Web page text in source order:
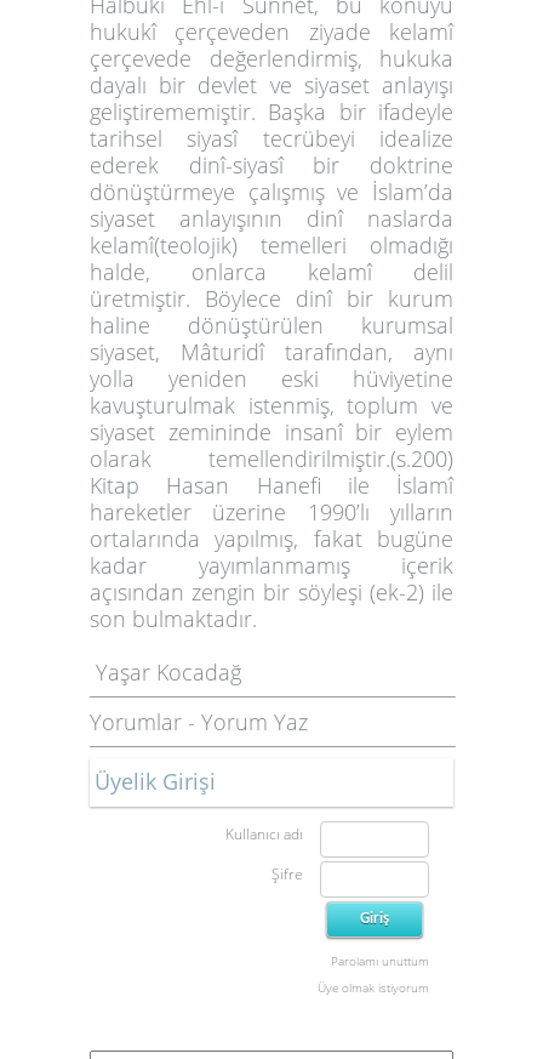
hukukî çerçeveden ziyade kelamî
çerçevede değerlendirmiş, hukuka
dayalı bir devlet ve siyaset anlayışı
geliştirememiştir. Başka bir ifadeyle
tarihsel siyasî tecrübeyi idealize
ederek dinî-siyasî bir doktrine
dönüştürmeye çalışmış ve İslam’da
siyaset anlayışının dinî naslarda
kelamî(teolojik) temelleri olmadığı
halde, onlarca kelamî delil
üretmiştir. Böylece dinî bir kurum
haline dönüştürülen kurumsal
siyaset, Mâturidî tarafından, aynı
yolla yeniden eski hüviyetine
kavuşturulmak istenmiş, toplum ve
siyaset zemininde insanî bir eylem
olarak temellendirilmiştir.(s.200)
Kitap Hasan Hanefi ile İslamî
hareketler üzerine 1990’lı yılların
ortalarında yapılmış, fakat bugüne
kadar yayımlanmamış içerik
açısından zengin bir söyleşi (ek-2) ile
son bulmaktadır.
Yaşar Kocadağ
Yorumlar - Yorum Yaz
Üyelik Girişi
Kullanıcı adı
Şifre
Parolamı unuttum
Üye olmak istiyorum